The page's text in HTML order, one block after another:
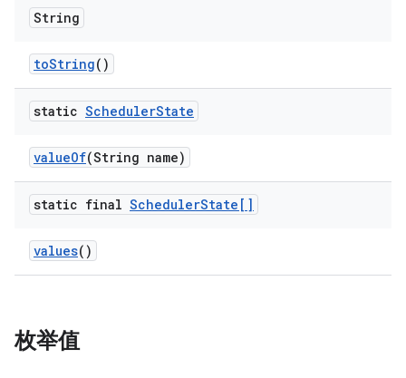
String
toString()
static SchedulerState
valueOf(String name)
static final SchedulerState[]
values()
枚举值